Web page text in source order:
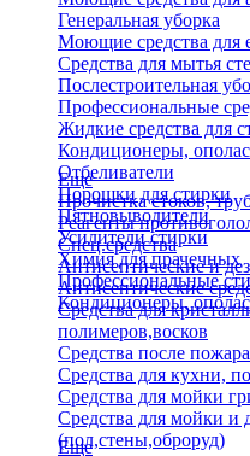
Генеральная уборка
Моющие средства для
Средства для мытья
Послестроительная
Профессиональные
Жидкие средства для
Кондиционеры,
Отбеливатели
Порошки для стирки
Пятновыводители
Усилители стирки
Химия для прачечных
Профессиональные
Кондиционеры,
Еще
Прочистка стоков,
Реагенты
Спец.средства
Антисептические и
Антисептические
Средства для
полимеров,восков
Средства после пожара
Средства для кухни,
Средства для мойки
Средства для мойки и
(пол,стены,оброруд)
Еще